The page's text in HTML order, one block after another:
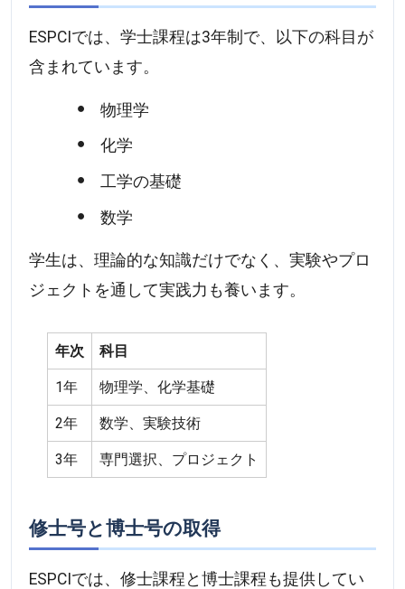
ESPCIでは、学士課程は3年制で、以下の科目が
含まれています。
物理学
化学
工学の基礎
数学
学生は、理論的な知識だけでなく、実験やプロ
ジェクトを通して実践力も養います。
年次 科目
1年 物理学、化学基礎
2年 数学、実験技術
3年 専門選択、プロジェクト
修士号と博士号の取得
ESPCIでは、修士課程と博士課程も提供してい